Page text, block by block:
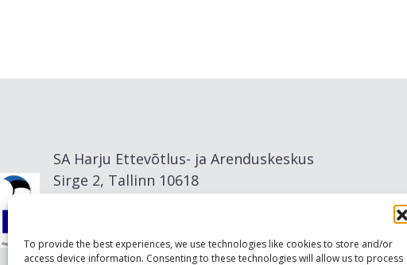
To provide the best experiences, we use technologies like cookies to store and/or
access device information. Consenting to these technologies will allow us to process
SA Harju Ettevõtlus- ja Arenduskeskus
Sirge 2, Tallinn 10618